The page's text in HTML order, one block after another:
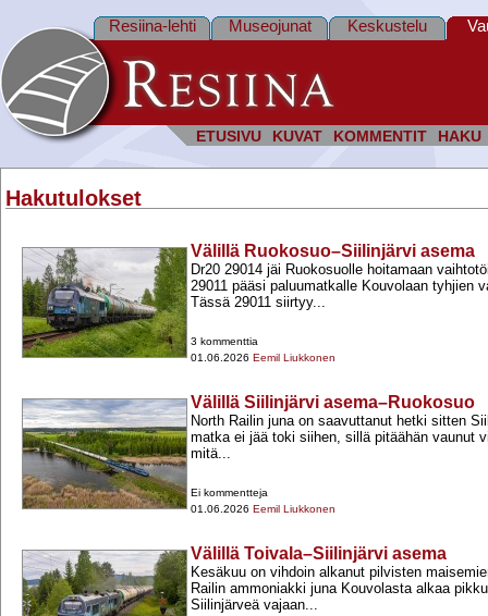
ETUSIVU KUVAT KOMMENTIT HAKU
Resiina-lehti Museojunat Keskustelu
Hakutulokset
Välillä Ruokosuo–Siilinjärvi asema
Dr20 29014 jäi Ruokosuolle hoitamaan
29011 pääsi paluumatkalle Kouvolaan tyhjien
Tässä 29011 siirtyy...
3 kommenttia
01.06.2026 Eemil Liukkonen
Välillä Siilinjärvi asema–Ruokosuo
North Railin juna on saavuttanut hetki sitten
matka ei jää toki siihen, sillä pitäähän vaunut
mitä...
Ei kommentteja
01.06.2026 Eemil Liukkonen
Välillä Toivala–Siilinjärvi asema
Kesäkuu on vihdoin alkanut pilvisten
Railin ammoniakki juna Kouvolasta alkaa
Siilinjärveä vajaan...